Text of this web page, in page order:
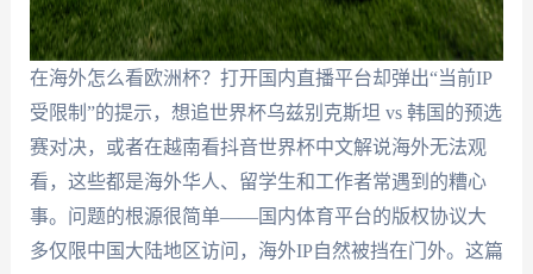
在海外怎么看欧洲杯？打开国内直播平台却弹出“当前IP
受限制”的提示，想追世界杯乌兹别克斯坦 vs 韩国的预选
赛对决，或者在越南看抖音世界杯中文解说海外无法观
看，这些都是海外华人、留学生和工作者常遇到的糟心
事。问题的根源很简单——国内体育平台的版权协议大
多仅限中国大陆地区访问，海外IP自然被挡在门外。这篇